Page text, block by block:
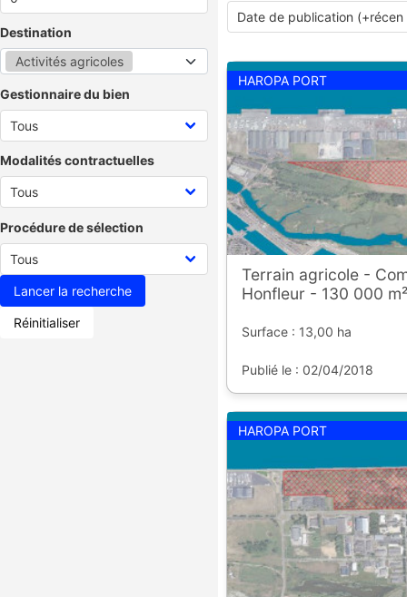
Destination
Activités agricoles
Gestionnaire du bien
Modalités contractuelles
Procédure de sélection
Réinitialiser
HAROPA PORT
Terrain agricole -
Honfleur - 130 000 m²
Surface : 13,00 ha
Publié le : 02/04/2018
HAROPA PORT